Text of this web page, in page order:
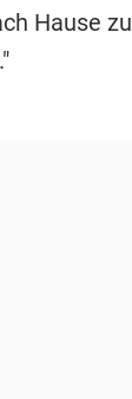
Hause zu